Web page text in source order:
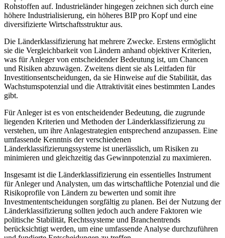
Rohstoffen auf. Industrieländer hingegen zeichnen sich durch eine
höhere Industrialisierung, ein höheres BIP pro Kopf und eine
diversifizierte Wirtschaftsstruktur aus.
Die Länderklassifizierung hat mehrere Zwecke. Erstens ermöglicht
sie die Vergleichbarkeit von Ländern anhand objektiver Kriterien,
was für Anleger von entscheidender Bedeutung ist, um Chancen
und Risiken abzuwägen. Zweitens dient sie als Leitfaden für
Investitionsentscheidungen, da sie Hinweise auf die Stabilität, das
Wachstumspotenzial und die Attraktivität eines bestimmten Landes
gibt.
Für Anleger ist es von entscheidender Bedeutung, die zugrunde
liegenden Kriterien und Methoden der Länderklassifizierung zu
verstehen, um ihre Anlagestrategien entsprechend anzupassen. Eine
umfassende Kenntnis der verschiedenen
Länderklassifizierungssysteme ist unerlässlich, um Risiken zu
minimieren und gleichzeitig das Gewinnpotenzial zu maximieren.
Insgesamt ist die Länderklassifizierung ein essentielles Instrument
für Anleger und Analysten, um das wirtschaftliche Potenzial und die
Risikoprofile von Ländern zu bewerten und somit ihre
Investmententscheidungen sorgfältig zu planen. Bei der Nutzung der
Länderklassifizierung sollten jedoch auch andere Faktoren wie
politische Stabilität, Rechtssysteme und Branchentrends
berücksichtigt werden, um eine umfassende Analyse durchzuführen